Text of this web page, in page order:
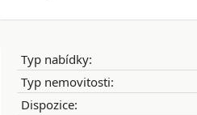
Typ nabídky:
Typ nemovitosti:
Dispozice: